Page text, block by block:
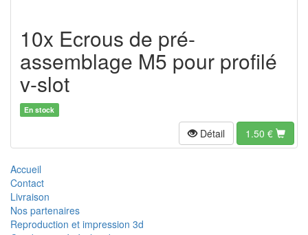
10x Ecrous de pré-
assemblage M5 pour profilé
v-slot
En stock
Détail 1.50 €
Accueil
Contact
Livraison
Nos partenaires
Reproduction et impression 3d